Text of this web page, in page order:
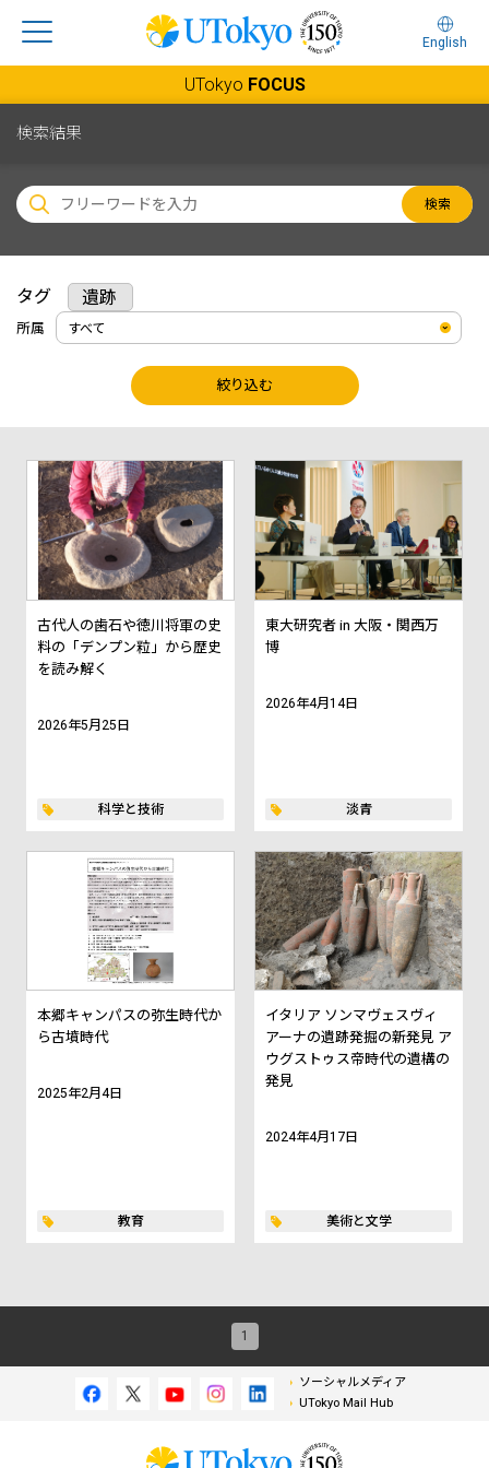
English
UTokyo FOCUS
検索結果
検索
タグ 遺跡
所属
絞り込む
古代人の歯石や徳川将軍の史
料の「デンプン粒」から歴史
を読み解く
2026年5月25日
科学と技術
東大研究者 in 大阪・関西万
博
2026年4月14日
淡青
本郷キャンパスの弥生時代か
ら古墳時代
2025年2月4日
教育
イタリア ソンマヴェスヴィ
アーナの遺跡発掘の新発見 ――ア
ウグストゥス帝時代の遺構の
発見――
2024年4月17日
美術と文学
1
ソーシャルメディア
UTokyo Mail Hub